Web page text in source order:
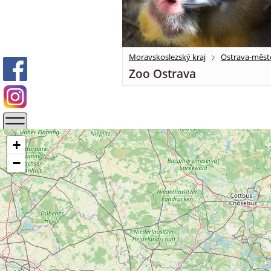
Moravskoslezský kraj Ostrava-
Zoo Ostrava
+
−